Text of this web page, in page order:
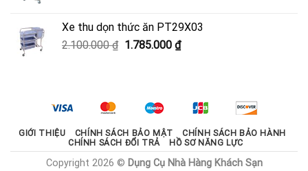
2.000.000 ₫.là:
1.800.000 ₫.
Xe thu dọn thức ăn PT29X03
2.100.000₫ Giá
1.785.000 ₫Giá
1.785.000 ₫.
GIỚI THIỆU CHÍNH SÁCH BẢO MẬT
CHÍNH SÁCH BẢO HÀNH
CHÍNH SÁCH ĐỔI TRẢ
HỒ SƠ NĂNG LỰC
Copyright 2026 © Dụng Cụ Nhà Hàng Khách Sạn